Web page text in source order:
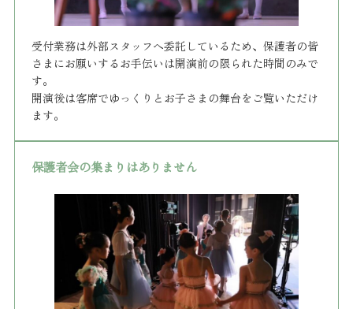
受付業務は外部スタッフへ委託しているため、保護者の皆
さまにお願いするお手伝いは開演前の限られた時間のみで
す。
開演後は客席でゆっくりとお子さまの舞台をご覧いただけ
ます。
保護者会の集まりはありません